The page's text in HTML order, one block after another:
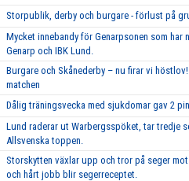
Storpublik, derby och burgare - förlust på
Mycket innebandy för Genarpsonen som har
Genarp och IBK Lund.
Burgare och Skånederby – nu firar vi
matchen
Dålig träningsvecka med sjukdomar gav 2
Lund raderar ut Warbergsspöket, tar tredje
Allsvenska toppen.
Storskytten växlar upp och tror på seger
och hårt jobb blir segerreceptet.